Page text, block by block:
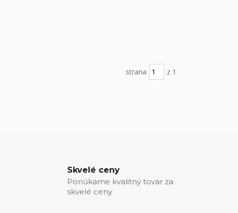
strana z 1
Skvelé ceny
Ponúkame kvalitný tovar za
skvelé ceny